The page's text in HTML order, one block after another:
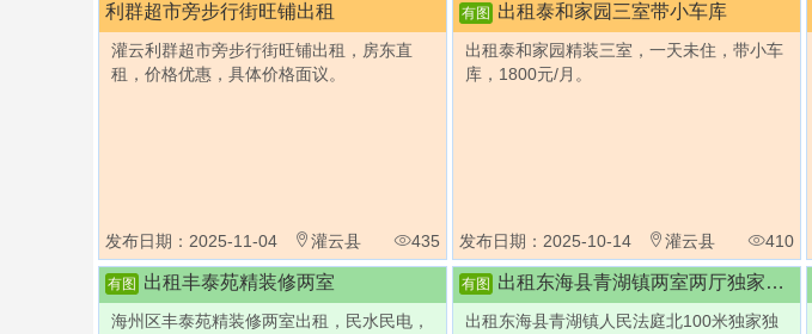
利群超市旁步行街旺铺出租
灌云利群超市旁步行街旺铺出租，房东直
租，价格优惠，具体价格面议。
发布日期：2025-11-04 灌云县 435
有图 出租泰和家园三室带小车库
出租泰和家园精装三室，一天未住，带小车
库，1800元/月。
发布日期：2025-10-14 灌云县 410
有图 出租丰泰苑精装修两室
海州区丰泰苑精装修两室出租，民水民电，
有图 出租东海县青湖镇两室两厅独家独院
出租东海县青湖镇人民法庭北100米独家独